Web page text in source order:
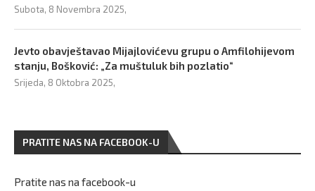
Subota, 8 Novembra 2025,
Jevto obavještavao Mijajlovićevu grupu o Amfilohijevom
stanju, Bošković: „Za muštuluk bih pozlatio“
Srijeda, 8 Oktobra 2025,
PRATITE NAS NA FACEBOOK-U
Pratite nas na facebook-u